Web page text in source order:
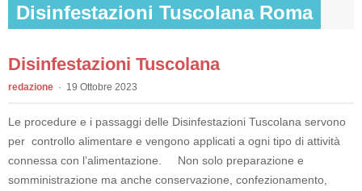
Disinfestazioni Tuscolana Roma
Disinfestazioni Tuscolana
redazione 19 Ottobre 2023
Le procedure e i passaggi delle Disinfestazioni Tuscolana servono
per controllo alimentare e vengono applicati a ogni tipo di attività
connessa con l’alimentazione. Non solo preparazione e
somministrazione ma anche conservazione, confezionamento,